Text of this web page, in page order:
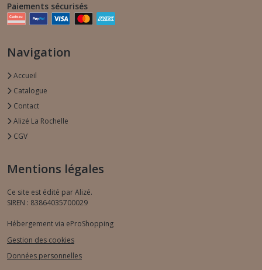
Paiements sécurisés
Navigation
Accueil
Catalogue
Contact
Alizé La Rochelle
CGV
Mentions légales
Ce site est édité par Alizé.
SIREN : 83864035700029
Hébergement via eProShopping
Gestion des cookies
Données personnelles